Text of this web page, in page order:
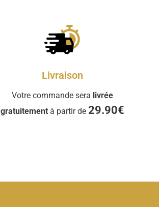
Livraison
Votre commande sera livrée
gratuitementà partir de 29.90€